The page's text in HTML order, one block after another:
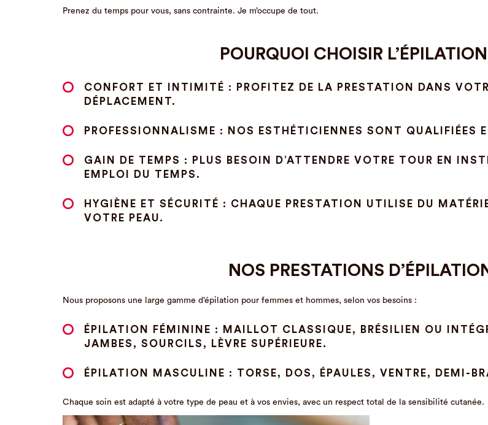
Prenez du temps pour vous, sans contrainte. Je m’occupe de tout.
POURQUOI CHOISIR
CONFORT ET INTIMITÉ : PROFITEZ DE LA PRESTATION DANS
DÉPLACEMENT.
PROFESSIONNALISME : NOS ESTHÉTICIENNES SONT QUALIFIÉES
GAIN DE TEMPS : PLUS BESOIN D’ATTENDRE VOTRE TOUR EN
EMPLOI DU TEMPS.
HYGIÈNE ET SÉCURITÉ : CHAQUE PRESTATION UTILISE DU
VOTRE PEAU.
NOS PRESTATIONS
Nous proposons une large gamme d’épilation pour femmes et hommes, selon vos besoins :
ÉPILATION FÉMININE : MAILLOT CLASSIQUE, BRÉSILIEN OU
JAMBES, SOURCILS, LÈVRE SUPÉRIEURE.
ÉPILATION MASCULINE : TORSE, DOS, ÉPAULES, VENTRE, DEMI-
Chaque soin est adapté à votre type de peau et à vos envies, avec un respect total de la sensibilité cutanée.